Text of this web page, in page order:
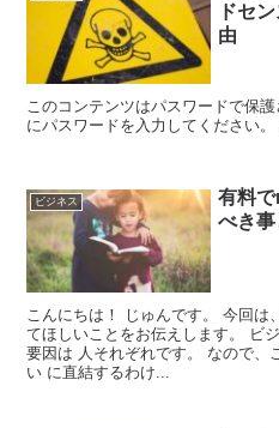
ドセ
由
このコンテンツはパスワードで保
にパスワードを入力してください
ビジネス
有料
べき事
こんにちは！ じゅんです。 今回は
てほしいことをお伝えします。 ビ
要因は 人それぞれです。 なので、
い に直結するわけ...